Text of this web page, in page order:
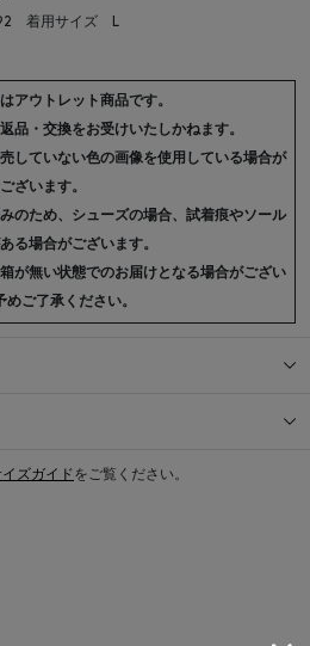
着用サイズ L
アウトレット商品です。
品・交換をお受けいたしかねます。
していない色の画像を使用している場合が
ございます。
のため、シューズの場合、試着痕やソール
る場合がございます。
が無い状態でのお届けとなる場合がござい
めご了承ください。
イズガイドをご覧ください。